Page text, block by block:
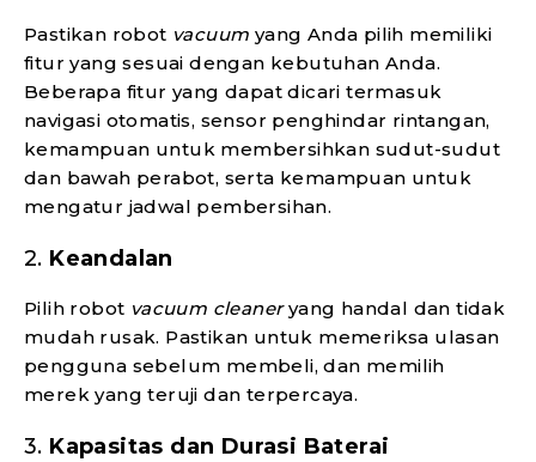
Pastikan robot vacuum yang Anda pilih memiliki
fitur yang sesuai dengan kebutuhan Anda.
Beberapa fitur yang dapat dicari termasuk
navigasi otomatis, sensor penghindar rintangan,
kemampuan untuk membersihkan sudut-sudut
dan bawah perabot, serta kemampuan untuk
mengatur jadwal pembersihan.
2. Keandalan
Pilih robot vacuum cleaneryang handal dan tidak
mudah rusak. Pastikan untuk memeriksa ulasan
pengguna sebelum membeli, dan memilih
merek yang teruji dan terpercaya.
3. Kapasitas dan Durasi Baterai